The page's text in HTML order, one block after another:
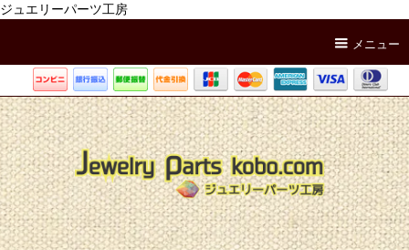
ジュエリーパーツ工房
メニュー